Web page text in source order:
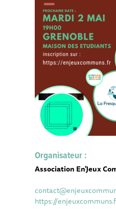
Organisateur :
Association En'Jeux
https://